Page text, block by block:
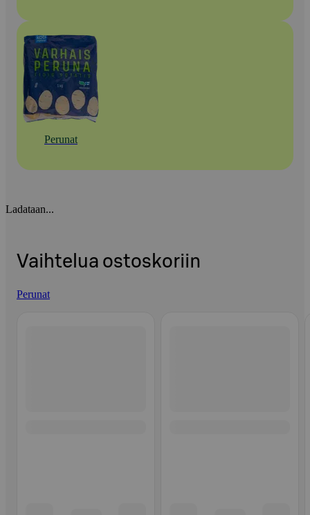
Perunat
Ladataan...
Vaihtelua ostoskoriin
Perunat